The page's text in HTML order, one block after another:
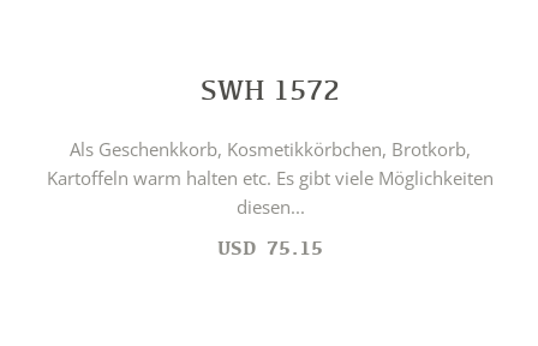
SWH 1572
Als Geschenkkorb, Kosmetikkörbchen, Brotkorb,
Kartoffeln warm halten etc. Es gibt viele Möglichkeiten
diesen...
USD 75.15